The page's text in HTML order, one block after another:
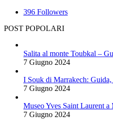
396 Followers
POST POPOLARI
Salita al monte Toubkal –
7 Giugno 2024
I Souk di Marrakech:
7 Giugno 2024
Museo Yves Saint Laurent a
7 Giugno 2024